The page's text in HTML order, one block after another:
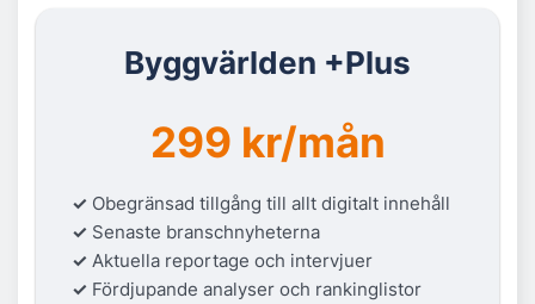
Byggvärlden +Plus
299 kr/mån
✓ Obegränsad tillgång till allt digitalt innehåll
✓ Senaste branschnyheterna
✓ Aktuella reportage och intervjuer
✓ Fördjupande analyser och rankinglistor